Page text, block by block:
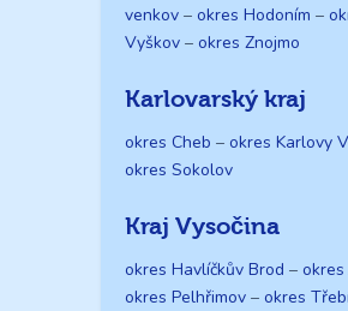
venkov – okres Hodoním –
Vyškov – okres Znojmo
Karlovarský kraj
okres Cheb – okres Karlovy
okres Sokolov
Kraj Vysočina
okres Havlíčkův Brod – okres
okres Pelhřimov – okres